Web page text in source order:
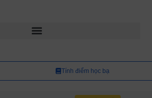
Tính điểm học bạ